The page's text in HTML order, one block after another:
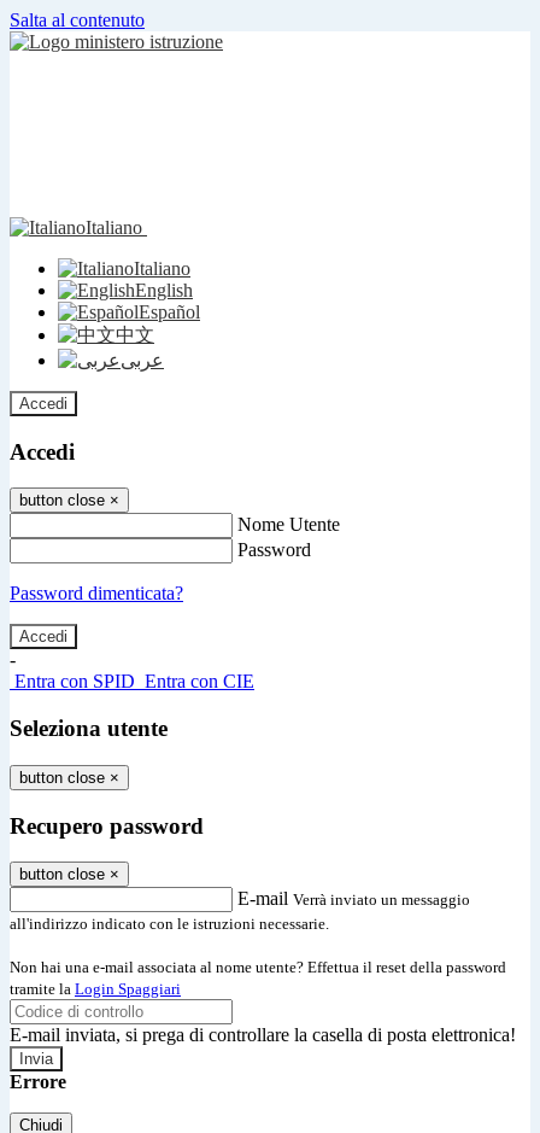
Salta al contenuto
Italiano
Italiano
English
Español
中文
عربى
Accedi
Accedi
button close ×
Nome Utente
Password
Password dimenticata?
-
Entra con SPID Entra con CIE
Seleziona utente
button close ×
Recupero password
button close ×
E-mail Verrà inviato un messaggio
all'indirizzo indicato con le istruzioni necessarie.
Non hai una e-mail associata al nome utente? Effettua il reset della password
tramite la Login Spaggiari
E-mail inviata, si prega di controllare la casella di posta elettronica!
Errore
Chiudi